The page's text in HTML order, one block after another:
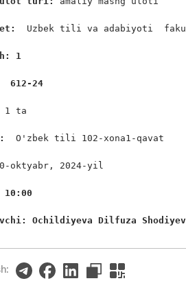
Uzbek tili va adabiyoti
1
612-24
1 ta
O'zbek tili 102-xona1-qavat
oktyabr, 2024-yil
Ochildiyeva Dilfuza